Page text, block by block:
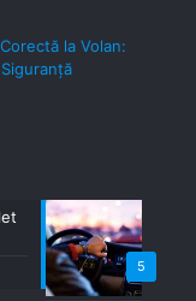
la Volan:
5